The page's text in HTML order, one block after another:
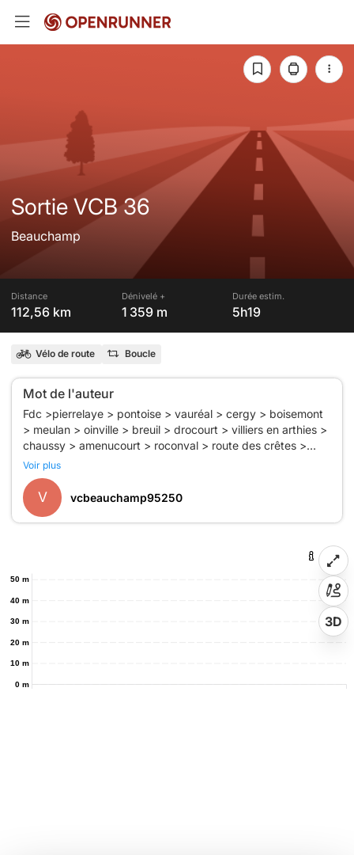
Sortie VCB 36
Beauchamp
Distance
112,56 km
Dénivelé +
1 359 m
Durée estim.
5h19
Vélo de route Boucle
Mot de l'auteur
Fdc >pierrelaye > pontoise > vauréal > cergy > boisemont
> meulan > oinville > breuil > drocourt > villiers en arthies >
chaussy > amenucourt > roconval > route des crêtes >
chérence > vétheuil > les millonnets > fontenay saint père >
guitancourt > breuil > la chartre > juziers > chemin
d'apremont > mézy > meulan > les mureaux > vernoullet >
Voir plus
V vcbeauchamp95250
0 m
10 m
20 m
30 m
40 m
50 m
3D